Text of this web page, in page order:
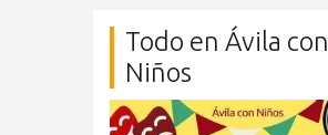
Todo en Ávila con
Niños